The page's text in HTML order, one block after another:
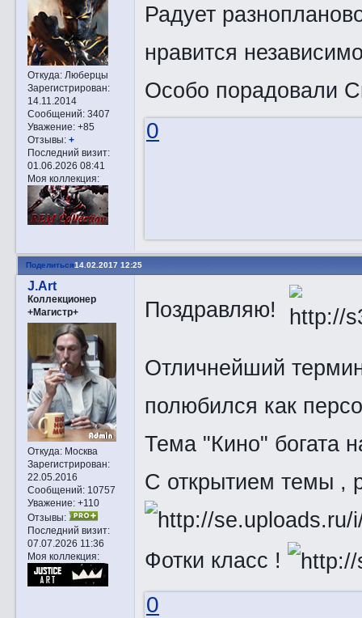
Откуда:Люберцы
Зарегистрирован:
14.11.2014
Сообщений:3407
Уважение: +85
Отзывы: +
Последний визит:
01.06.2026 08:41
Моя коллекция:
Радует
нравится
Особо порадовали
0
Поделиться14.02.2017 12:25
J.Art
Коллекционер
+Магистр+
Откуда:Москва
Зарегистрирован:
22.05.2016
Сообщений:10757
Уважение: +110
Отзывы:
Последний визит:
07.07.2026 11:36
Моя коллекция:
Поздравляю!
Отличнейший
полюбился как
Тема "Кино" богата
С открытием темы ,
Фотки класс !
0